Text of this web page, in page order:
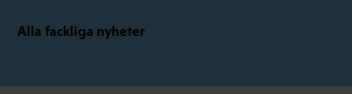
Alla fackliga nyheter